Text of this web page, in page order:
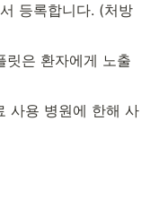
등록합니다. (처방
릿은 환자에게 노출
사용 병원에 한해 사